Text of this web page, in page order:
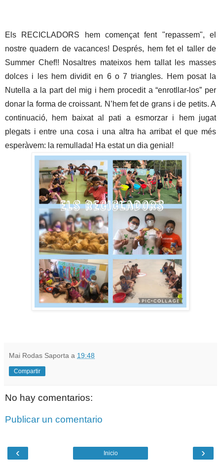
Els RECICLADORS hem començat fent "repassem", el
nostre quadern de vacances! Després, hem fet el taller de
Summer Chef!! Nosaltres mateixos hem tallat les masses
dolces i les hem dividit en 6 o 7 triangles. Hem posat la
Nutella a la part del mig i hem procedit a “enrotllar-los” per
donar la forma de croissant. N’hem fet de grans i de petits. A
continuació, hem baixat al pati a esmorzar i hem jugat
plegats i entre una cosa i una altra ha arribat el que més
esperàvem: la remullada! Ha estat un dia genial!
Mai Rodas Saporta a 19:48
Compartir
No hay comentarios:
Publicar un comentario
‹ ›
Inicio